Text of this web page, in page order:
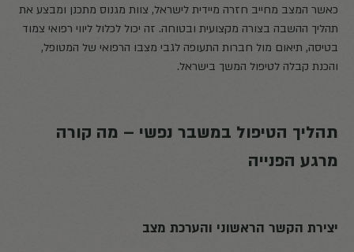
כאשר המצב מחייב חזרה מיידית לישראל, צוות מגנוס מתכנן ומבצע את
תהליך ההשבה בצורה מקצועית ובטוחה. זה יכול לכלול ליווי רפואי צמוד
בטיסה, תיאום מול חברות התעופה לגבי מצבו הרפואי של המטופל,
והכנת קבלה לטיפול המשך בישראל.
תהליך הטיפול במשבר נפשי – מה קורה
מרגע הפנייה
יצירת הקשר הראשוני והערכת מצב